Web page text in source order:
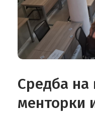
Средба на
менторки